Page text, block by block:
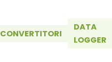
CONVERTITORI
DATA
LOGGER